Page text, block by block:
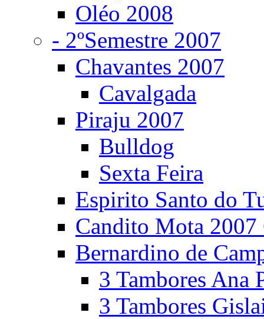
Oléo 2008
- 2ºSemestre 2007
Chavantes 2007
Cavalgada
Piraju 2007
Bulldog
Sexta Feira
Espirito Santo do
Candito Mota 2007
Bernardino de
3 Tambores Ana
3 Tambores